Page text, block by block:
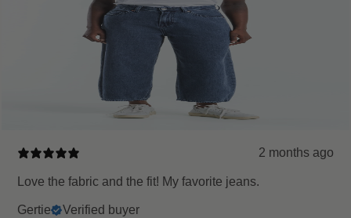
2 months ago
Love the fabric and the fit! My favorite jeans.
Gertie Verified buyer